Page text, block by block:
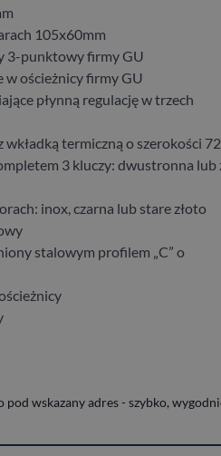
105​x​60​mm
3-punktowy firmy GU
​w ​ościeżnicy ​firmy​ GU
​płynną ​regulację ​w ​trzech
wkładką ​termiczną ​o ​szerokości
​3 ​kluczy: ​dwustronna ​lub​​
inox, czarna lub stare złoto
stalowym ​profilem ​„C” ​o
wskazany adres - szybko,